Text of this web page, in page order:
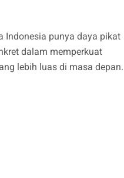
Indonesia punya daya pikat
dalam memperkuat
lebih luas di masa depan.